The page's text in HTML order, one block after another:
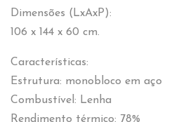
Dimensões (LxAxP):
106 x 144 x 60 cm.
Características:
Estrutura: monobloco em aço
Combustível: Lenha
Rendimento térmico: 78%